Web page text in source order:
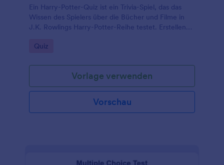
Ein Harry-Potter-Quiz ist ein Trivia-Spiel, das das
Wissen des Spielers über die Bücher und Filme in
J.K. Rowlings Harry-Potter-Reihe testet. Erstellen
kostenlosen Online-Vorlage!
Go to Category:
Quiz
Vorlage verwenden
Vorschau